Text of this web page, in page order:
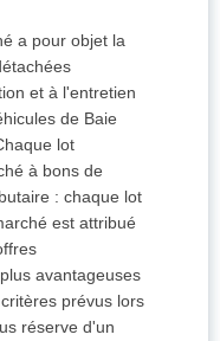
a pour objet la
et à l'entretien
de Baie
lot
à bons de
: chaque lot
est attribué
avantageuses
prévus lors
réserve d'un